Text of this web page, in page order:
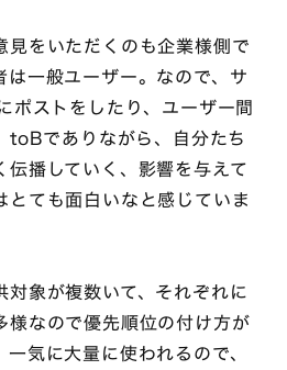
見をいただくのも企業様側で
は一般ユーザー。なので、サ
ポストをしたり、ユーザー間
toBでありながら、自分たち
伝播していく、影響を与えて
とても面白いなと感じていま
対象が複数いて、それぞれに
様なので優先順位の付け方が
気に大量に使われるので、